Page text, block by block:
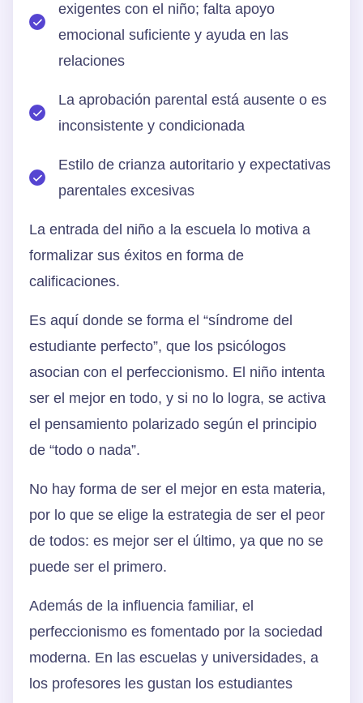
exigentes con el niño; falta apoyo
emocional suficiente y ayuda en las
relaciones
La aprobación parental está ausente o es
inconsistente y condicionada
Estilo de crianza autoritario y expectativas
parentales excesivas
La entrada del niño a la escuela lo motiva a
formalizar sus éxitos en forma de
calificaciones.
Es aquí donde se forma el “síndrome del
estudiante perfecto”, que los psicólogos
asocian con el perfeccionismo. El niño intenta
ser el mejor en todo, y si no lo logra, se activa
el pensamiento polarizado según el principio
de “todo o nada”.
No hay forma de ser el mejor en esta materia,
por lo que se elige la estrategia de ser el peor
de todos: es mejor ser el último, ya que no se
puede ser el primero.
Además de la influencia familiar, el
perfeccionismo es fomentado por la sociedad
moderna. En las escuelas y universidades, a
los profesores les gustan los estudiantes